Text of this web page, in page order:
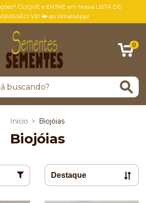
CLIQUE e ENTRE em Nossa LISTA DE
VIP 👑 do WhatsApp!
0
Início > Biojóias
Biojóias